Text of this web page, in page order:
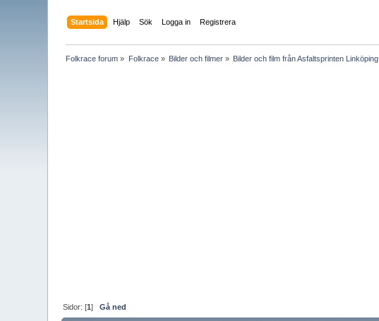
Startsida Hjälp Sök Logga in Registrera
Folkrace forum » Folkrace» Bilder och filmer » Bilder och film från Asfaltsprinten Linköping
Sidor: [1]Gå ned